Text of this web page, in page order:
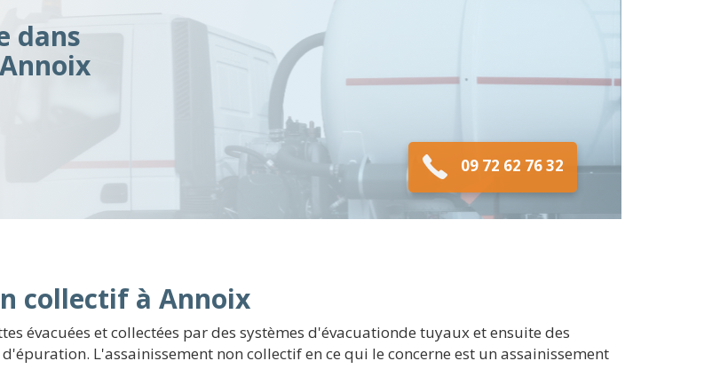
dans
09 72 62 76 32
collectif à Annoix
évacuées et collectées par des systèmes d'évacuationde tuyaux et ensuite des
L'assainissement non collectif en ce qui le concerne est un assainissement